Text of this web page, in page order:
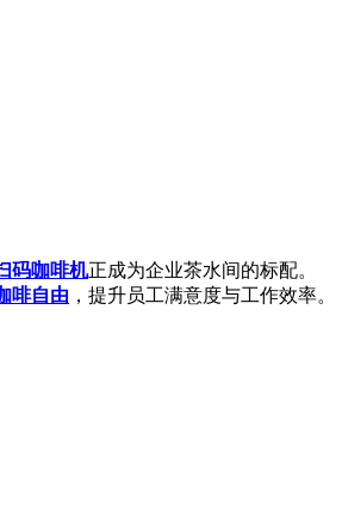
码咖啡机正成为企业茶水间的标配。
啡自由 ，提升员工满意度与工作效率。